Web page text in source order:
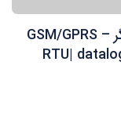
دیتالاگر GSM/GPRS –
RTU|